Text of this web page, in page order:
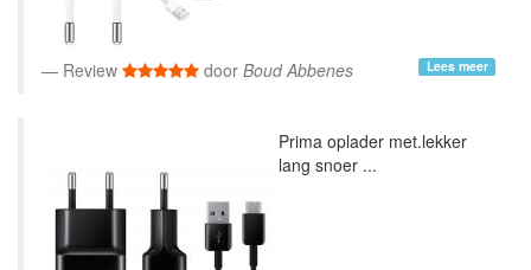
Review door Boud Abbenes Lees meer
Prima oplader met.lekker
lang snoer ...